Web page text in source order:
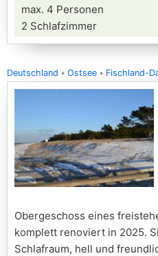
max. 4 Personen
2 Schlafzimmer
Deutschland Ostsee Fischland-
Obergeschoss eines
komplett renoviert in 2025.
Schlafraum, hell und